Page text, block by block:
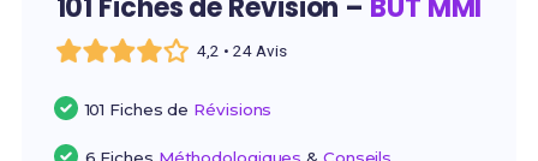
101 Fiches de Révision – BUT MMI
4,2 • 24 Avis
101 Fiches de Révisions